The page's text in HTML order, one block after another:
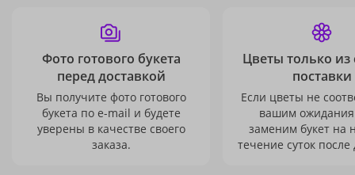
Фото готового букета
перед доставкой
Вы получите фото готового
букета по e-mail и будете
уверены в качестве своего
заказа.
Цветы только из
поставки
Если цветы не
вашим
заменим букет на
течение суток после